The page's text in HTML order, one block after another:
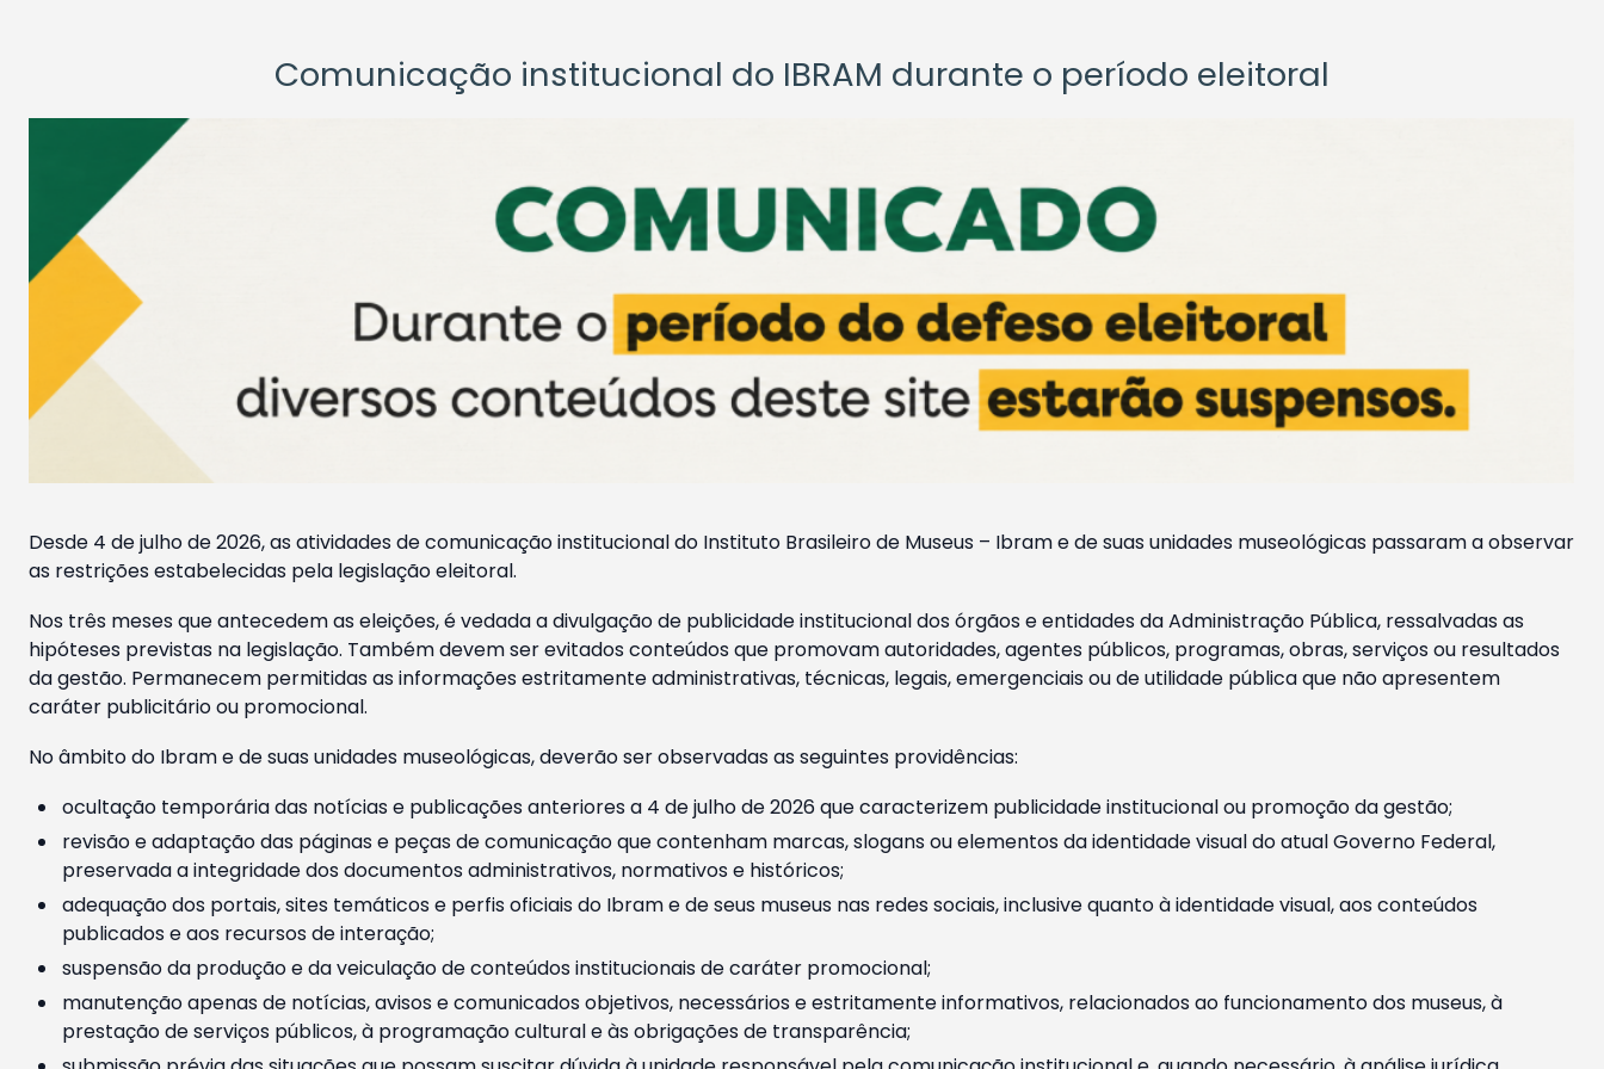
Comunicação institucional do IBRAM durante o período eleitoral
Desde 4 de julho de 2026, as atividades de comunicação institucional do Instituto Brasileiro de Museus – Ibram e de suas unidades museológicas passaram a observar
as restrições estabelecidas pela legislação eleitoral.
Nos três meses que antecedem as eleições, é vedada a divulgação de publicidade institucional dos órgãos e entidades da Administração Pública, ressalvadas as
hipóteses previstas na legislação. Também devem ser evitados conteúdos que promovam autoridades, agentes públicos, programas, obras, serviços ou resultados
da gestão. Permanecem permitidas as informações estritamente administrativas, técnicas, legais, emergenciais ou de utilidade pública que não apresentem
caráter publicitário ou promocional.
No âmbito do Ibram e de suas unidades museológicas, deverão ser observadas as seguintes providências:
ocultação temporária das notícias e publicações anteriores a 4 de julho de 2026 que caracterizem publicidade institucional ou promoção da gestão;
revisão e adaptação das páginas e peças de comunicação que contenham marcas, slogans ou elementos da identidade visual do atual Governo Federal,
preservada a integridade dos documentos administrativos, normativos e históricos;
adequação dos portais, sites temáticos e perfis oficiais do Ibram e de seus museus nas redes sociais, inclusive quanto à identidade visual, aos conteúdos
publicados e aos recursos de interação;
suspensão da produção e da veiculação de conteúdos institucionais de caráter promocional;
manutenção apenas de notícias, avisos e comunicados objetivos, necessários e estritamente informativos, relacionados ao funcionamento dos museus, à
prestação de serviços públicos, à programação cultural e às obrigações de transparência;